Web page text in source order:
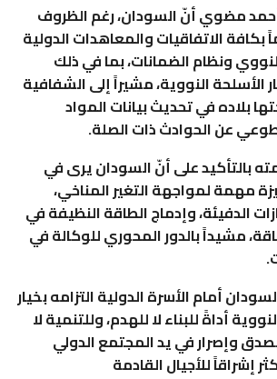
مضوي أنّ السودان، رغم الظروف
بكافة الاتفاقيات والمعاهدات الدولية
ونظام الضمانات، بما في ذلك
النووية، مشيراً إلى الشفافية
بلاده في تحديث بيانات المواد
عن الحوادث ذات الصلة.
بالتأكيد على أنّ السودان يرى في
مهمة لمواجهة التغير المناخي،
الدفيئة، وإدماج الطاقة النظيفة في
مشيداً بالدور المحوري للوكالة في
أمام الأسرة الدولية التزامه بخيار
أداةً للبناء لا للهدم، وللتنمية لا
وإصرار في يد المجتمع الدولي
إشراقاً للأجيال القادمة